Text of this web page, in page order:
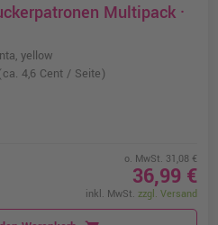
Multipack ·
yellow
4,6 Cent / Seite)
o. MwSt. 31,08 €
36,99 €
inkl. MwSt. zzgl. Versand